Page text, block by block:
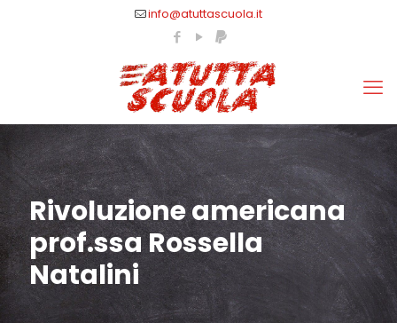
info@atuttascuola.it
Rivoluzione americana
prof.ssa Rossella
Natalini